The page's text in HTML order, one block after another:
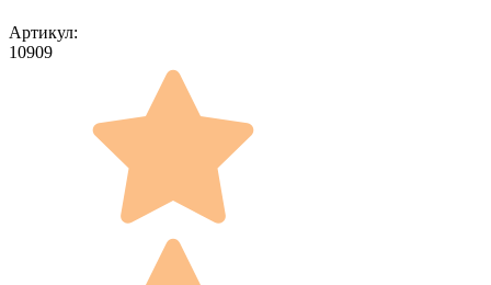
Артикул:
10909